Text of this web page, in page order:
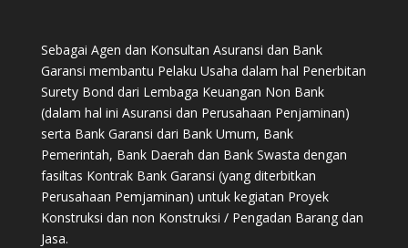
Sebagai Agen dan Konsultan Asuransi dan Bank
Garansi membantu Pelaku Usaha dalam hal Penerbitan
Surety Bond dari Lembaga Keuangan Non Bank
(dalam hal ini Asuransi dan Perusahaan Penjaminan)
serta Bank Garansi dari Bank Umum, Bank
Pemerintah, Bank Daerah dan Bank Swasta dengan
fasiltas Kontrak Bank Garansi (yang diterbitkan
Perusahaan Pemjaminan) untuk kegiatan Proyek
Konstruksi dan non Konstruksi / Pengadan Barang dan
Jasa.